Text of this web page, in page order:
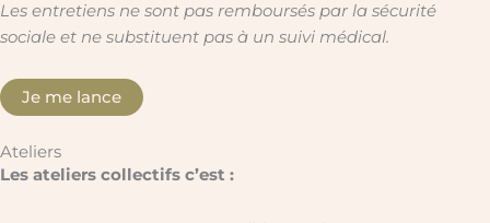
Les entretiens ne sont pas remboursés par la sécurité
sociale et ne substituent pas à un suivi médical.
Je me lance
Ateliers
Les ateliers collectifs c’est :